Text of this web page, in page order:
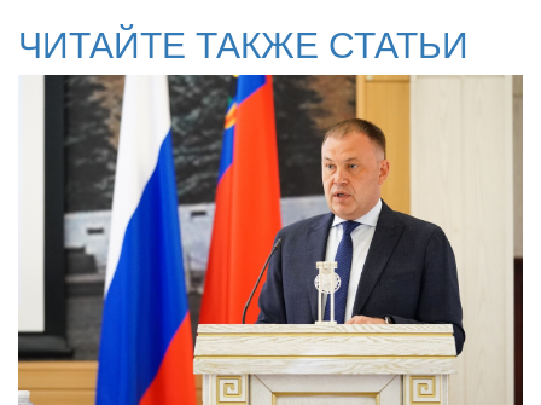
ЧИТАЙТЕ ТАКЖЕ СТАТЬИ